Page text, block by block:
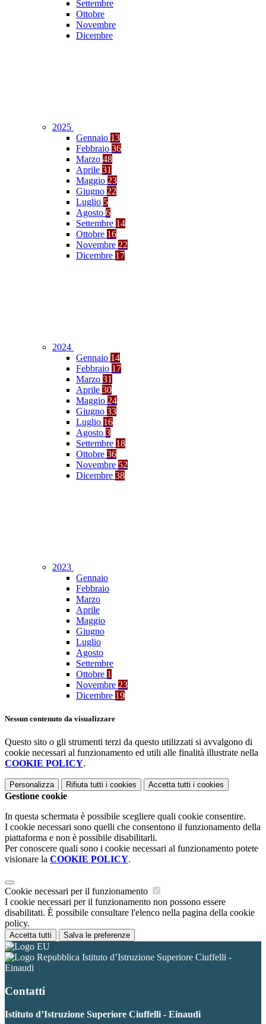
Settembre
Ottobre
Novembre
Dicembre
2025
Gennaio 13
Febbraio 36
Marzo 48
Aprile 31
Maggio 23
Giugno 22
Luglio 5
Agosto 6
Settembre 14
Ottobre 16
Novembre 22
Dicembre 17
2024
Gennaio 14
Febbraio 17
Marzo 31
Aprile 30
Maggio 24
Giugno 33
Luglio 16
Agosto 3
Settembre 18
Ottobre 36
Novembre 52
Dicembre 38
2023
Gennaio
Febbraio
Marzo
Aprile
Maggio
Giugno
Luglio
Agosto
Settembre
Ottobre 1
Novembre 23
Dicembre 19
Nessun contenuto da visualizzare
Questo sito o gli strumenti terzi da questo utilizzati si avvalgono di
cookie necessari al funzionamento ed utili alle finalità illustrate nella
COOKIE POLICY.
Personalizza Rifiuta tutti i cookies Accetta tutti i cookies
Gestione cookie
In questa schermata è possibile scegliere quali cookie consentire.
I cookie necessari sono quelli che consentono il funzionamento della
piattaforma e non è possibile disabilitarli.
Per conoscere quali sono i cookie necessari al funzionamento potete
visionare la COOKIE POLICY.
Cookie necessari per il funzionamento
I cookie necessari per il funzionamento non possono essere
disabilitati. È possibile consultare l'elenco nella pagina della cookie
policy.
Accetta tutti Salva le preferenze
Istituto d’Istruzione Superiore Ciuffelli -
Einaudi
Contatti
Istituto d’Istruzione Superiore Ciuffelli - Einaudi